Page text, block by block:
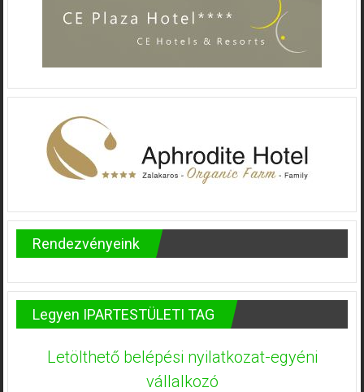
Rendezvényeink
Legyen IPARTESTÜLETI TAG
Letölthető belépési nyilatkozat-egyéni
vállalkozó